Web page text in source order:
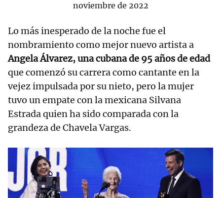
noviembre de 2022
Lo más inesperado de la noche fue el
nombramiento como mejor nuevo artista a
Angela Álvarez, una cubana de 95 años de edad
que comenzó su carrera como cantante en la
vejez impulsada por su nieto, pero la mujer
tuvo un empate con la mexicana Silvana
Estrada quien ha sido comparada con la
grandeza de Chavela Vargas.